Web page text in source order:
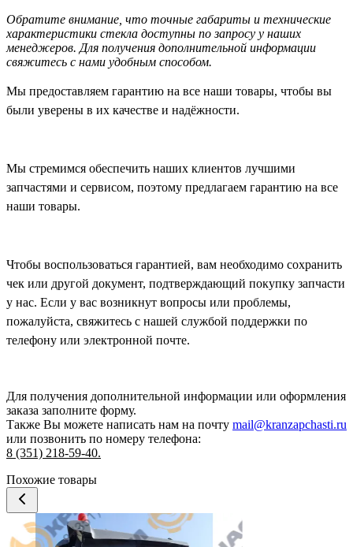
Обратите внимание, что точные габариты и технические
характеристики стекла доступны по запросу у наших
менеджеров. Для получения дополнительной информации
свяжитесь с нами удобным способом.
Мы предоставляем гарантию на все наши товары, чтобы вы
были уверены в их качестве и надёжности.
Мы стремимся обеспечить наших клиентов лучшими
запчастями и сервисом, поэтому предлагаем гарантию на все
наши товары.
Чтобы воспользоваться гарантией, вам необходимо сохранить
чек или другой документ, подтверждающий покупку запчасти
у нас. Если у вас возникнут вопросы или проблемы,
пожалуйста, свяжитесь с нашей службой поддержки по
телефону или электронной почте.
Для получения дополнительной информации или оформления
заказа заполните форму.
Также Вы можете написать нам на почту mail@kranzapchasti.ru
или позвонить по номеру телефона:
8 (351) 218-59-40.
Похожие товары